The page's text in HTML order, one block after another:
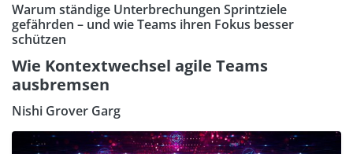
Warum ständige Unterbrechungen Sprintziele
gefährden – und wie Teams ihren Fokus besser
schützen
Wie Kontextwechsel agile Teams
ausbremsen
Nishi Grover Garg